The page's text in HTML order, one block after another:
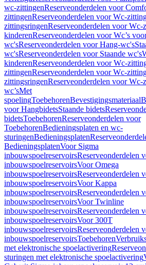
wc-zittingenReserveonderdelen voor
zittingenReserveonderdelen voor Wc-
zittingsringenReserveonderdelen voor Wc-
kinderenReserveonderdelen voor Wc’s
wc'sReserveonderdelen voor Hang-wc's
wc'sReserveonderdelen voor Staande wc's
kinderenReserveonderdelen voor Wc-
zittingenReserveonderdelen voor Wc-
zittingsringenReserveonderdelen voor Wc-
wc’sMet
spoelingToebehorenBevestigingsmateriaal
voor HangbidetsStaande bidets
bidetsToebehorenReserveonderdelen voor
ToebehorenBedieningsplaten en wc-
sturingenBedieningsplaten
BedieningsplatenVoor Sigma
inbouwspoelreservoirsReserveonderdelen
inbouwspoelreservoirsVoor Omega
inbouwspoelreservoirsReserveonderdelen
inbouwspoelreservoirsVoor Kappa
inbouwspoelreservoirsReserveonderdelen
inbouwspoelreservoirsVoor Twinline
inbouwspoelreservoirsReserveonderdelen
inbouwspoelreservoirsVoor 300T
inbouwspoelreservoirsReserveonderdelen
inbouwspoelreservoirsToebehoren
met elektronische spoelactivering
sturingen met elektronische spoelactivering